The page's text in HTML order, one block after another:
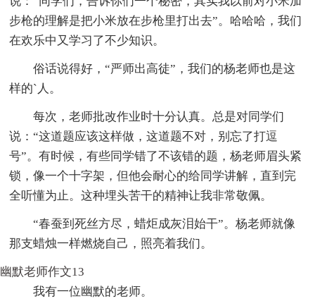
步枪的理解是把小米放在步枪里打出去”。哈哈哈，我们
在欢乐中又学习了不少知识。
俗话说得好，“严师出高徒”，我们的杨老师也是这
样的`人。
每次，老师批改作业时十分认真。总是对同学们
说：“这道题应该这样做，这道题不对，别忘了打逗
号”。有时候，有些同学错了不该错的题，杨老师眉头紧
锁，像一个十字架，但他会耐心的给同学讲解，直到完
全听懂为止。这种埋头苦干的精神让我非常敬佩。
“春蚕到死丝方尽，蜡炬成灰泪始干”。杨老师就像
那支蜡烛一样燃烧自己，照亮着我们。
幽默老师作文13
我有一位幽默的老师。